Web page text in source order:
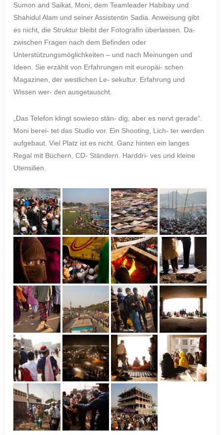
Sumon and Saikat, Moni, dem Teamleader Habibay und
Shahidul Alam und seiner Assistentin Sadia. Anweisung gibt
es nicht, die Struktur bleibt der Fotografin überlassen. Da-
zwischen Fragen nach dem Befinden oder
Unterstützungsmöglichkeiten – und nach Meinungen und
Ideen. Sie erzählt von Erfahrungen mit europäi- schen
Magazinen, der westlichen Le- sekultur. Erfahrung und
Wissen wer- den ausgetauscht.
„Das Telefon klingt sowieso stän- dig, aber es nervt gerade“.
Moni berei- tet das Studio vor. Ein Shooting, Lich- ter werden
aufgebaut. Viel Platz ist es nicht. Ganz hinten ein langes
Regal mit Büchern, CD- Ständern. Harddri- ves und kleine
Utensilien.